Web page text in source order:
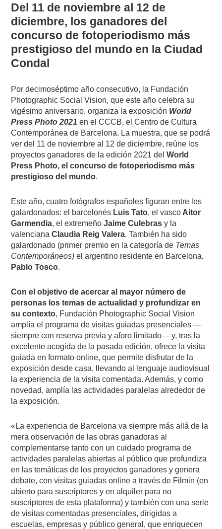
Del 11 de noviembre al 12 de
diciembre, los ganadores del
concurso de fotoperiodismo más
prestigioso del mundo en la Ciudad
Condal
Por decimoséptimo año consecutivo, la Fundación
Photographic Social Vision, que este año celebra su
vigésimo aniversario, organiza la exposición World
Press Photo 2021 en el CCCB, el Centro de Cultura
Contemporánea de Barcelona. La muestra, que se podrá
ver del 11 de noviembre al 12 de diciembre, reúne los
proyectos ganadores de la edición 2021 delWorld
Press Photo, el concurso de fotoperiodismo más
prestigioso del mundo.
Este año, cuatro fotógrafos españoles figuran entre los
galardonados: el barcelonés Luis Tato, el vasco Aitor
Garmendia, el extremeñoJaime Culebras y la
valencianaClaudia Reig Valera. También ha sido
galardonado (primer premio en la categoría de Temas
Contemporáneos) el argentino residente en Barcelona,
Pablo Tosco.
Con el objetivo de acercar al mayor número de
personas los temas de actualidad y profundizar en
su contexto, Fundación Photographic Social Vision
amplía el programa de visitas guiadas presenciales —
siempre con reserva previa y aforo limitado— y, tras la
excelente acogida de la pasada edición, ofrece la visita
guiada en formato online, que permite disfrutar de la
exposición desde casa, llevando al lenguaje audiovisual
la experiencia de la visita comentada. Además, y como
novedad, amplía las actividades paralelas alrededor de
la exposición.
«La experiencia de Barcelona va siempre más allá de la
mera observación de las obras ganadoras al
complementarse tanto con un cuidado programa de
actividades paralelas abiertas al público que profundiza
en las temáticas de los proyectos ganadores y genera
debate, con visitas guiadas online a través de Filmin (en
abierto para suscriptores y en alquiler para no
suscriptores de esta plataforma) y también con una serie
de visitas comentadas presenciales, dirigidas a
escuelas, empresas y público general, que enriquecen